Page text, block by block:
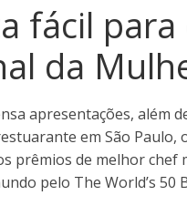
fácil
da
apresentações, além
em São
prêmios de melhor chef
pelo The World’s